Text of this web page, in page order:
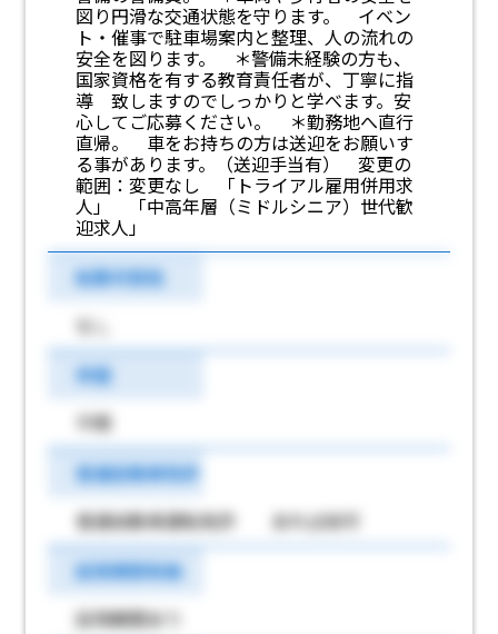
図り円滑な交通状態を守ります。 イベン
ト・催事で駐車場案内と整理、人の流れの
安全を図ります。 ＊警備未経験の方も、
国家資格を有する教育責任者が、丁寧に指
導 致しますのでしっかりと学べます。安
心してご応募ください。 ＊勤務地へ直行
直帰。 車をお持ちの方は送迎をお願いす
る事があります。（送迎手当有） 変更の
範囲：変更なし 「トライアル雇用併用求
人」 「中高年層（ミドルシニア）世代歓
迎求人」
転勤可能性
なし
学歴
不問
普通自動車免許
普通自動車運転免許 あれば尚可
試用期間有無
試用期間あり